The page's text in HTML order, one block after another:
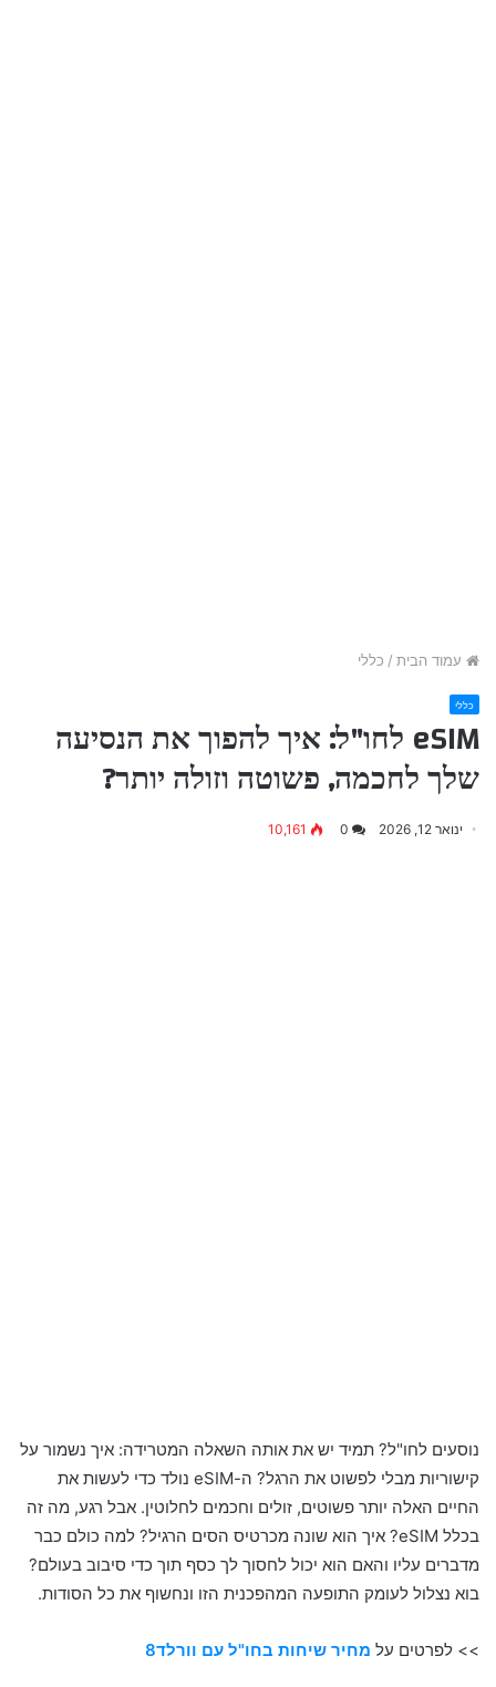
עמוד הבית / כללי
כללי
eSIM לחו"ל: איך להפוך את הנסיעה
שלך לחכמה, פשוטה וזולה יותר?
ינואר 12, 2026 0
10,161
נוסעים לחו"ל? תמיד יש את אותה השאלה המטרידה: איך נשמור על
קישוריות מבלי לפשוט את הרגל? ה-eSIM נולד כדי לעשות את
החיים האלה יותר פשוטים, זולים וחכמים לחלוטין. אבל רגע, מה זה
בכלל eSIM? איך הוא שונה מכרטיס הסים הרגיל? למה כולם כבר
מדברים עליו והאם הוא יכול לחסוך לך כסף תוך כדי סיבוב בעולם?
בוא נצלול לעומק התופעה המהפכנית הזו ונחשוף את כל הסודות.
>> לפרטים על מחיר שיחות בחו"ל עם וורלד8